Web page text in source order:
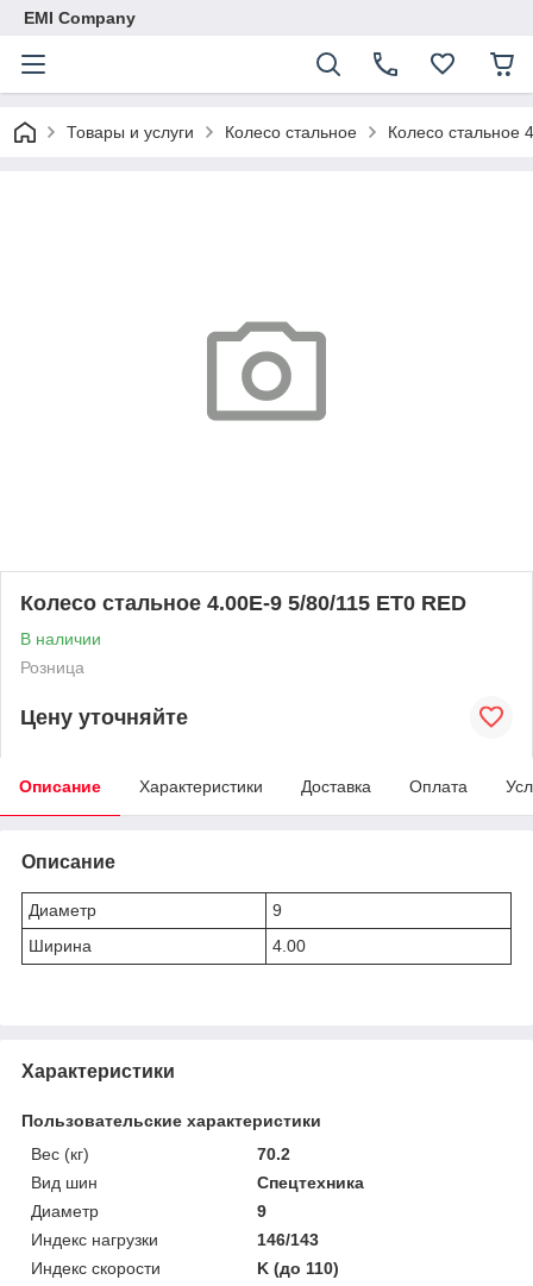
EMI Company
Товары и услуги Колесо стальное Колесо стальное
Колесо стальное 4.00E-9 5/80/115 ET0 RED
В наличии
Розница
Цену уточняйте
Описание Характеристики Доставка Оплата
Описание
Диаметр
9
Ширина
4.00
Характеристики
Пользовательские характеристики
Вес (кг)
70.2
Вид шин
Спецтехника
Диаметр
9
Индекс нагрузки
146/143
Индекс скорости
K (до 110)